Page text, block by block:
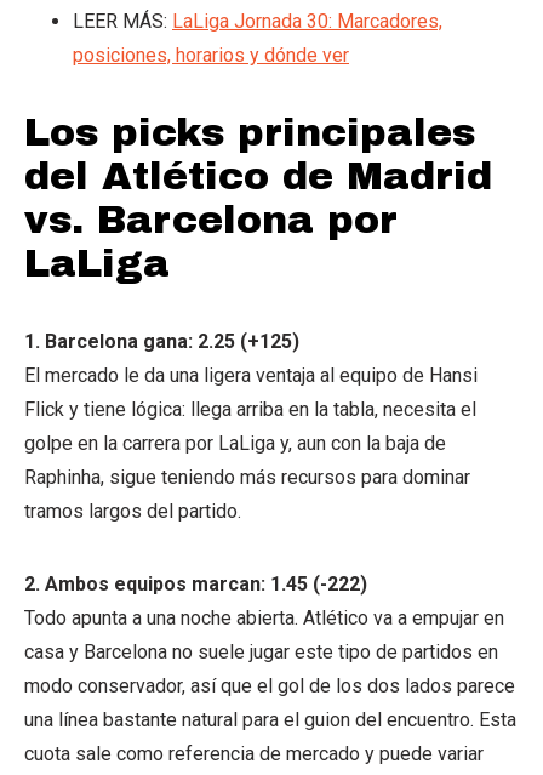
LEER MÁS: LaLiga Jornada 30: Marcadores,
posiciones, horarios y dónde ver
Los picks principales
del Atlético de Madrid
vs. Barcelona por
LaLiga
1. Barcelona gana: 2.25 (+125)
El mercado le da una ligera ventaja al equipo de Hansi
Flick y tiene lógica: llega arriba en la tabla, necesita el
golpe en la carrera por LaLiga y, aun con la baja de
Raphinha, sigue teniendo más recursos para dominar
tramos largos del partido.
2. Ambos equipos marcan: 1.45 (-222)
Todo apunta a una noche abierta. Atlético va a empujar en
casa y Barcelona no suele jugar este tipo de partidos en
modo conservador, así que el gol de los dos lados parece
una línea bastante natural para el guion del encuentro. Esta
cuota sale como referencia de mercado y puede variar